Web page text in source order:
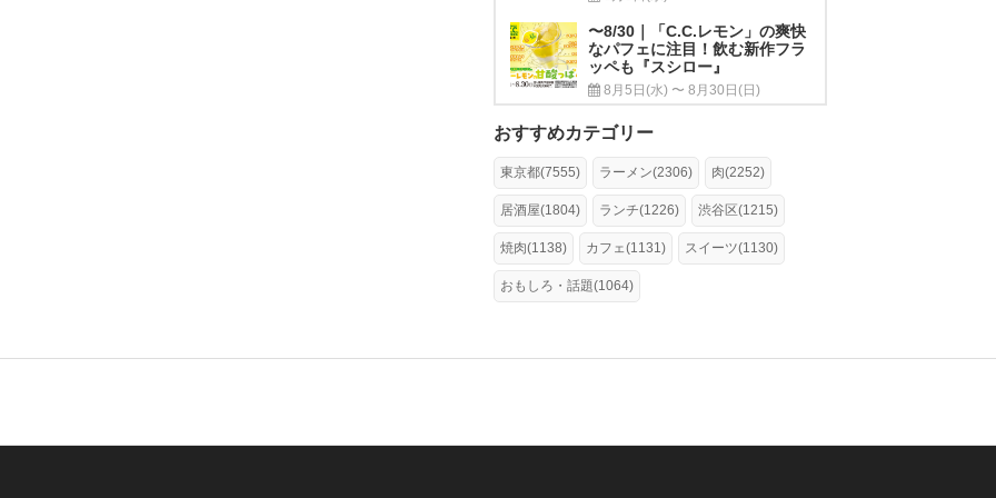
〜8/30｜「C.C.レモン」の爽快
なパフェに注目！飲む新作フラ
ッペも『スシロー』
8月5日(水) 〜 8月30日(日)
おすすめカテゴリー
東京都(7555) ラーメン(2306) 肉(2252)
居酒屋(1804) ランチ(1226) 渋谷区(1215)
焼肉(1138) カフェ(1131) スイーツ(1130)
おもしろ・話題(1064)